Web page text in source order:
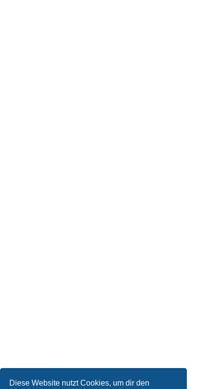
Diese Website nutzt Cookies, um dir den